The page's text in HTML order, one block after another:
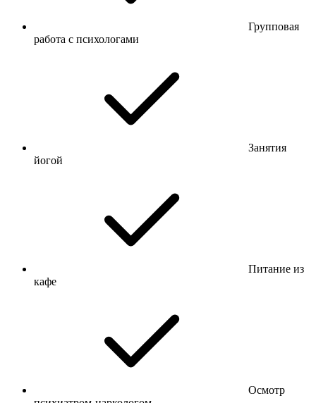
Групповая
работа с психологами
Занятия
йогой
Питание из
кафе
Осмотр